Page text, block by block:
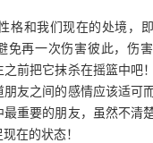
格和我们现在的处境，
免再一次伤害彼此，伤
前把它抹杀在摇篮中吧
友之间的感情应该适可
重要的朋友，虽然不清
在的状态！